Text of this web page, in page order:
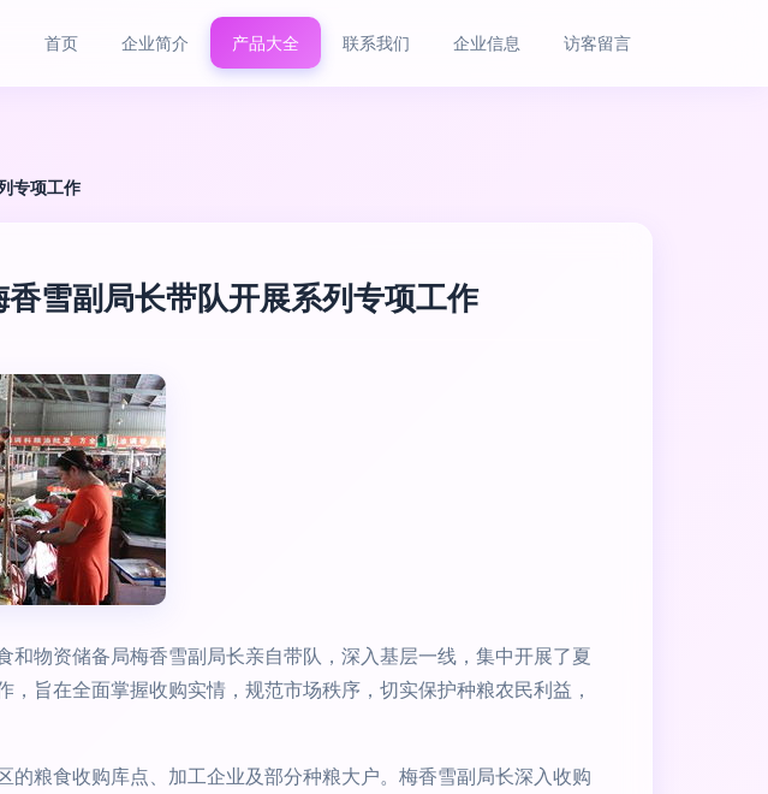
首页 企业简介 产品大全 联系我们 企业信息 访客留言
专项工作
雪副局长带队开展系列专项工作
物资储备局梅香雪副局长亲自带队，深入基层一线，集中开展了夏
旨在全面掌握收购实情，规范市场秩序，切实保护种粮农民利益，
粮食收购库点、加工企业及部分种粮大户。梅香雪副局长深入收购